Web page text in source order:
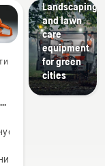
Landscaping
and lawn
care
equipment
for green
cities